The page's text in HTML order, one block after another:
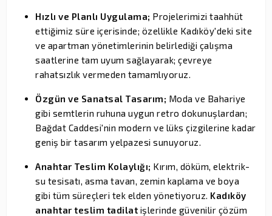
Hızlı ve Planlı Uygulama; Projelerimizi taahhüt
ettiğimiz süre içerisinde; özellikle Kadıköy'deki site
ve apartman yönetimlerinin belirlediği çalışma
saatlerine tam uyum sağlayarak; çevreye
rahatsızlık vermeden tamamlıyoruz.
Özgün ve Sanatsal Tasarım; Moda ve Bahariye
gibi semtlerin ruhuna uygun retro dokunuşlardan;
Bağdat Caddesi'nin modern ve lüks çizgilerine kadar
geniş bir tasarım yelpazesi sunuyoruz.
Anahtar Teslim Kolaylığı; Kırım, döküm, elektrik-
su tesisatı, asma tavan, zemin kaplama ve boya
gibi tüm süreçleri tek elden yönetiyoruz. Kadıköy
anahtar teslim tadilat işlerinde güvenilir çözüm